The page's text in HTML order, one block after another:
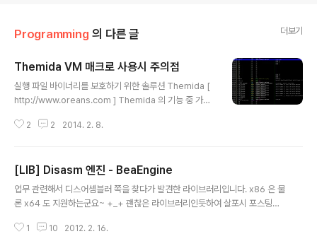
Programming 의 다른 글 더보기
Themida VM 매크로 사용시 주의점
실행 파일 바이너리를 보호하기 위한 솔루션 Themida [
http://www.oreans.com ] Themida 의 기능 중 가장
꼽을 수 있는데요.. :) 이 기능은 프로그램 개발시 보호하고
hemida 가 제공하는 가상의 CPU 머신을 통해서 실행이
됩니다. VM 으로 실행되는 코드의 경우 우리가 흔히 인지
하는 Intel CPU 명령과는 달라서... 실행되는 과정을 분석
코드에 대한 디버깅이 거의 불가능합니다.. ^^;;; ) 이런 강
2 2 2014. 2. 8.
[LIB] Disasm 엔진 - BeaEngine
업무 관련해서 디스어셈블러 쪽을 찾다가 발견한 라이브러리입니다. x86 은 물
론 x64 도 지원하는군요~ +_+ 괜찮은 라이브러리인듯하여 살포시 포스팅해
1 10 2012. 2. 16.